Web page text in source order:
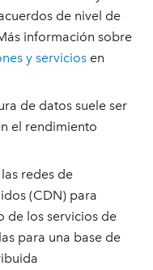
de nivel de
información sobre
y servicios en
de datos suele ser
el rendimiento
redes de
(CDN) para
de los servicios de
para una base de